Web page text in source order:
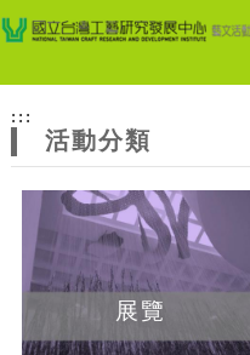
網
站
主
題
跳到主要內容
網站導覽
:::
活動分類
展覽